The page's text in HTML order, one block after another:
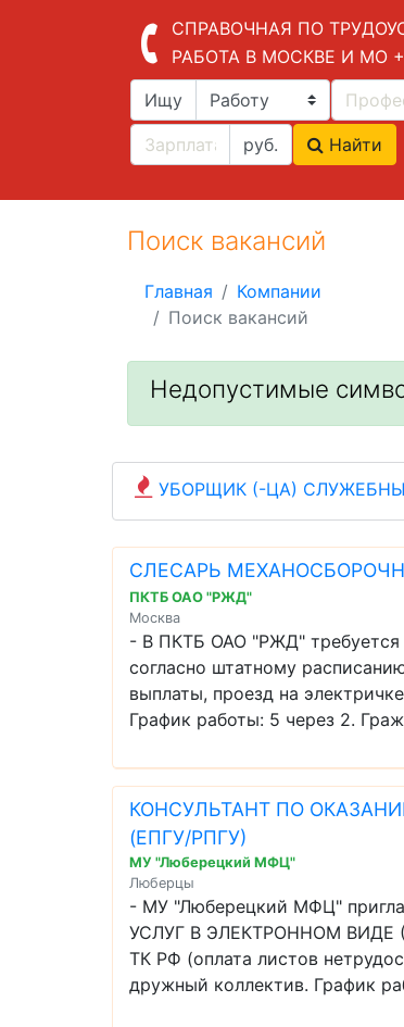
СПРАВОЧНАЯ ПО
РАБОТА В МОСКВЕ И МО
Ищу
руб. Найти
Поиск вакансий
Главная
Компании
Поиск вакансий
Недопустимые
УБОРЩИК (-ЦА)
СЛЕСАРЬ
ПКТБ ОАО "РЖД"
Москва
- В ПКТБ ОАО "РЖД"
согласно штатному
выплаты, проезд на
График работы: 5 через 2.
КОНСУЛЬТАНТ ПО
(ЕПГУ/РПГУ)
МУ "Люберецкий МФЦ"
Люберцы
- МУ "Люберецкий МФЦ"
УСЛУГ В ЭЛЕКТРОННОМ ВИДЕ
ТК РФ (оплата листов
дружный коллектив. График